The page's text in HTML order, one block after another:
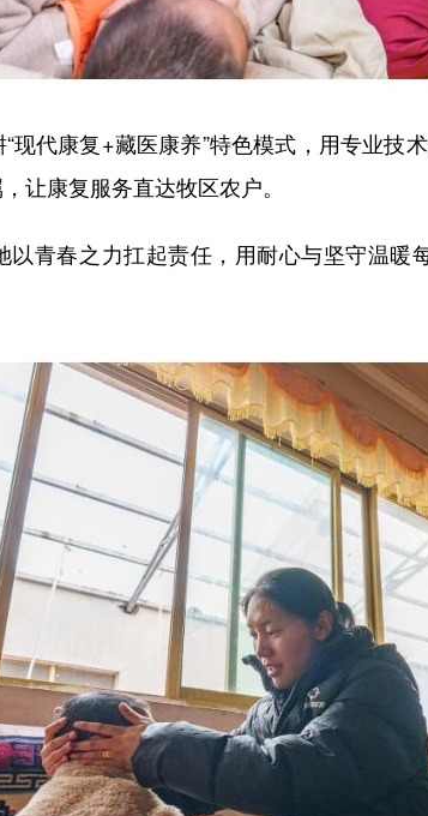
代康复+藏医康养”特色模式，用专业技
让康复服务直达牧区农户。
青春之力扛起责任，用耐心与坚守温暖